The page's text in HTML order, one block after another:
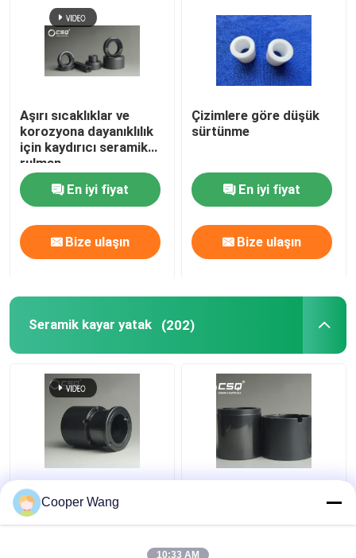
Aşırı sıcaklıklar ve
korozyona dayanıklılık
için kaydırıcı seramik
rulman
En iyi fiyat
Bize ulaşın
Çizimlere göre düşük
sürtünme
En iyi fiyat
Bize ulaşın
Seramik kayar yatak (202)
Pompalar Seramik
Kayar Rulman üreticileri
SSiC 3.18gcm3
Seramik Kayar Rulman
Sinterlenmiş Silisyum
Cooper Wang
10:33 AM